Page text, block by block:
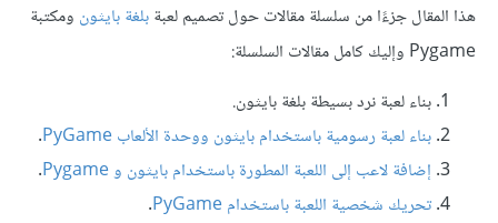
هذا المقال جزءًا من سلسلة مقالات حول تصميم لعبةبلغة بايثون ومكتبة
Pygame وإليك كامل مقالات السلسلة:
بناء لعبة نرد بسيطة بلغة بايثون.
بناء لعبة رسومية باستخدام بايثون ووحدة الألعاب PyGame
.
إضافة لاعب إلى اللعبة المطورة باستخدام بايثون و Pygame
.
تحريك شخصية اللعبة باستخدام PyGame
.